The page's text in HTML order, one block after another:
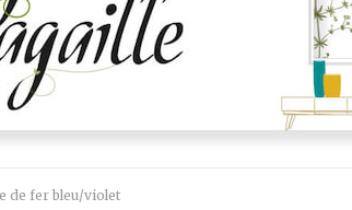
de fer bleu/violet